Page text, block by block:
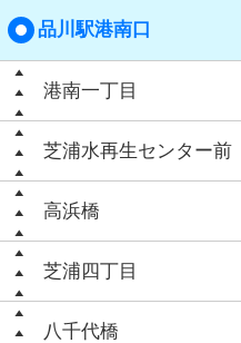
品川駅港南口
港南一丁目
芝浦水再生センター前
高浜橋
芝浦四丁目
八千代橋